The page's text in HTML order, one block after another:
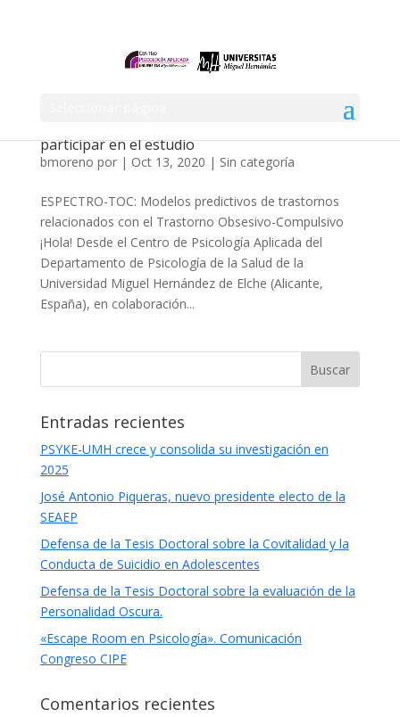
participar en el estudio
bmoreno por | Oct 13, 2020 | Sin categoría
ESPECTRO-TOC: Modelos predictivos de trastornos
relacionados con el Trastorno Obsesivo-Compulsivo
¡Hola! Desde el Centro de Psicología Aplicada del
Departamento de Psicología de la Salud de la
Universidad Miguel Hernández de Elche (Alicante,
España), en colaboración...
Entradas recientes
PSYKE-UMH crece y consolida su investigación en
2025
José Antonio Piqueras, nuevo presidente electo de la
SEAEP
Defensa de la Tesis Doctoral sobre la Covitalidad y la
Conducta de Suicidio en Adolescentes
Defensa de la Tesis Doctoral sobre la evaluación de la
Personalidad Oscura.
«Escape Room en Psicología». Comunicación
Congreso CIPE
Comentarios recientes